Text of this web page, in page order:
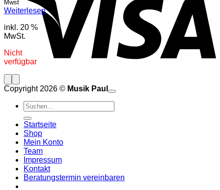
Mwst
Weiterlesen
inkl. 20 %
MwSt.
Nicht
verfügbar
Copyright 2026 © Musik Paul
Suchen
nach:
Startseite
Shop
Mein Konto
Team
Impressum
Kontakt
Beratungstermin vereinbaren